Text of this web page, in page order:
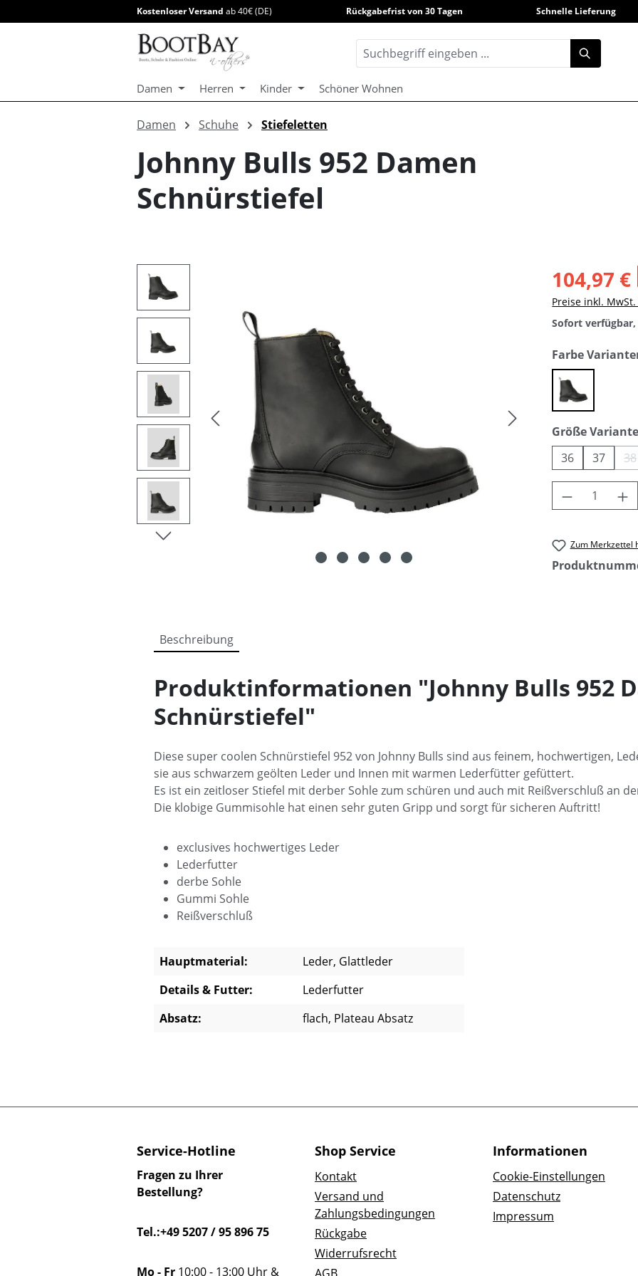
Zur Hauptnavigation springen
Kostenloser Versand ab 40€ (DE) Rückgabefrist von 30 Tagen Schnelle Lieferung
Damen Herren Kinder Schöner Wohnen
Damen Schuhe Stiefeletten
Johnny Bulls 952 Damen
Schnürstiefel
Bildergalerie überspringen 104,97 €
Preise inkl.
Sofort
Farbe
black
Größe
36
37 38
Produkt
Zum Merkzettel
Beschreibung
Produktinformationen "Johnny Bulls 952
Schnürstiefel"
Diese super coolen Schnürstiefel 952 von Johnny Bulls sind aus feinem, hochwertigen,
sie aus schwarzem geölten Leder und Innen mit warmen Lederfütter gefüttert.
Es ist ein zeitloser Stiefel mit derber Sohle zum schüren und auch mit Reißverschluß an
Die klobige Gummisohle hat einen sehr guten Gripp und sorgt für sicheren Auftritt!
exclusives hochwertiges Leder
Lederfutter
derbe Sohle
Gummi Sohle
Reißverschluß
Hauptmaterial:
Leder, Glattleder
Details & Futter:
Lederfutter
Absatz:
flach, Plateau Absatz
Service-Hotline
Fragen zu Ihrer
Bestellung?
Tel.:+49 5207 / 95 896 75
Mo - Fr 10:00 - 13:00 Uhr &
Shop Service
Kontakt
Versand und
Zahlungsbedingungen
Rückgabe
Widerrufsrecht
Informationen
Cookie-Einstellungen
Datenschutz
Impressum